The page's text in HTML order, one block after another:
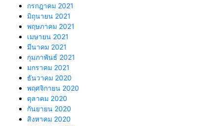
กรกฎาคม 2021
มิถุนายน 2021
พฤษภาคม 2021
เมษายน 2021
มีนาคม 2021
กุมภาพันธ์ 2021
มกราคม 2021
ธันวาคม 2020
พฤศจิกายน 2020
ตุลาคม 2020
กันยายน 2020
สิงหาคม 2020